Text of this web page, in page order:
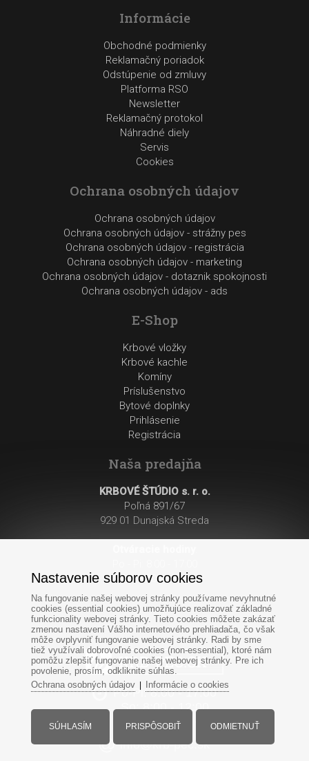
Informácie
Obchodné podmienky
Reklamačný poriadok
Odstúpenie od zmluvy
Platforma RSO
Newsletter
Reklamačný protokol
Náhradné diely
Servis
Cookies
Ochrana osobných údajov
Ochrana osobných údajov
Ochrana osobných údajov - strážny pes
Ochrana osobných údajov - registrácia
Ochrana osobných údajov - marketing
Ochrana osobných údajov - dotaznik spokojnosti
Ochrana osobných údajov - ads
E-Shop
Krbové vložky
Krbové kachle
Komíny
Príslušenstvo
Bytové doplnky
Prihlásenie
Registrácia
Naša predajňa
KRBOVÉ ŠTÚDIO s. r. o.
Poľná 891/67
929 01 Dunajská Streda
So: 8:00 - 12:00
Po-Pi: 8:00 - 17:00
So: 8:00 - 12:00
+421907985 740
info@krb-pec.sk
Nastavenie súborov cookies
Na fungovanie našej webovej stránky používame nevyhnutné
cookies (essential cookies) umožňujúce realizovať základné
funkcionality webovej stránky. Tieto cookies môžete zakázať
zmenou nastavení Vášho internetového prehliadača, čo však
môže ovplyvniť fungovanie webovej stránky. Radi by sme
tiež využívali dobrovoľné cookies (non-essential), ktoré nám
pomôžu zlepšiť fungovanie našej webovej stránky. Pre ich
povolenie, prosím, odkliknite súhlas.
Ochrana osobných údajov| Informácie o cookies
SÚHLASÍM PRISPÔSOBIŤ ODMIETNUŤ